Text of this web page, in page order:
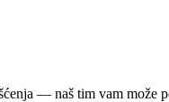
— naš tim vam može